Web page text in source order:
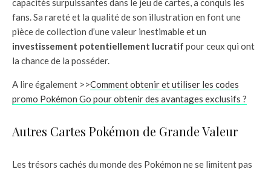
capacités surpuissantes dans le jeu de cartes, a conquis les
fans. Sa rareté et la qualité de son illustration en font une
pièce de collection d’une valeur inestimable et un
investissement potentiellement lucratif pour ceux qui ont
la chance de la posséder.
A lire également >>Comment obtenir et utiliser les codes
promo Pokémon Go pour obtenir des avantages exclusifs ?
Autres Cartes Pokémon de Grande Valeur
Les trésors cachés du monde des Pokémon ne se limitent pas